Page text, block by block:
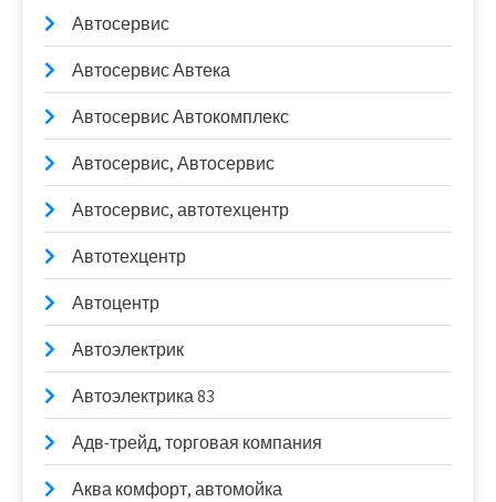
Автосервис
Автосервис Автека
Автосервис Автокомплекс
Автосервис, Автосервис
Автосервис, автотехцентр
Автотехцентр
Автоцентр
Автоэлектрик
Автоэлектрика 83
Адв-трейд, торговая компания
Аква комфорт, автомойка